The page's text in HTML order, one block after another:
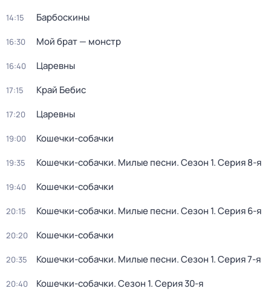
14:15 Барбоскины
16:30 Мой брат — монстр
16:40 Царевны
17:15 Край Бебис
17:20 Царевны
19:00 Кошечки-собачки
19:35 Кошечки-собачки. Милые песни. Сезон 1. Серия 8-я
19:40 Кошечки-собачки
20:15 Кошечки-собачки. Милые песни. Сезон 1. Серия 6-я
20:20 Кошечки-собачки
20:35 Кошечки-собачки. Милые песни. Сезон 1. Серия 7-я
20:40 Кошечки-собачки. Сезон 1. Серия 30-я